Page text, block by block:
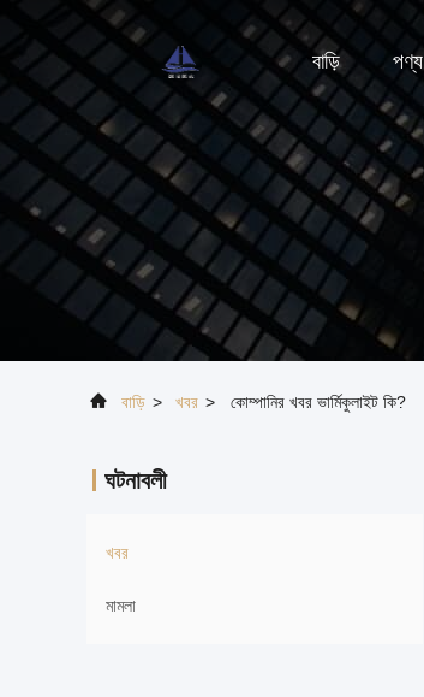
বাড়ি পণ্য
বাড়ি > খবর > কোম্পানির খবর ভার্মিকুলাইট কি?
ঘটনাবলী
খবর
মামলা